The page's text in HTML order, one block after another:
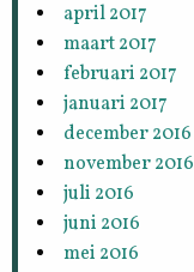
april 2017
maart 2017
februari 2017
januari 2017
december 2016
november 2016
juli 2016
juni 2016
mei 2016